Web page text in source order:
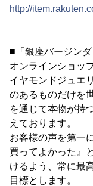
http://
■「銀座バージン
オンラインショッ
イヤモンドジュエ
のあるものだけを
を通じて本物が持
えております。
お客様の声を第一
買ってよかった』
けるよう、常に最
目標とします。